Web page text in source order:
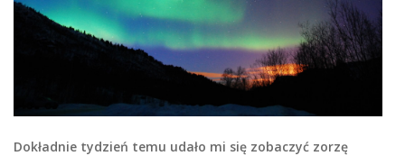
Dokładnie tydzień temu udało mi się zobaczyć zorzę